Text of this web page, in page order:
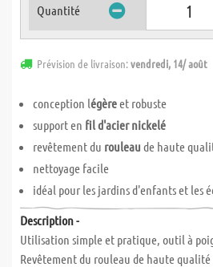
Quantité
Prévision de livraison:vendredi, 14/ août
conception légèreet robuste
support en fil d'acier nickelé
revêtement du rouleau de haute
nettoyage facile
idéal pour les jardins d'enfants et les
Description -
Utilisation simple et pratique, outil à
Revêtement du rouleau de haute